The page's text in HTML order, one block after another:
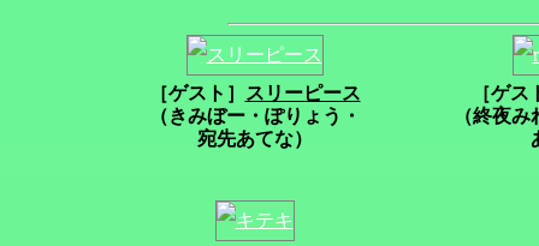
［ゲスト］
スリーピース
（きみぼー・ぽりょう・
宛先あてな）
［ゲス
（終夜